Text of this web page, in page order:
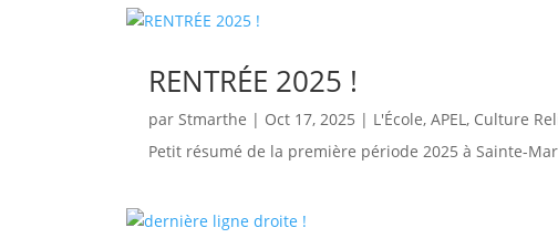
RENTRÉE 2025 !
par Stmarthe | Oct 17, 2025 | L'École,APEL , Culture
Petit résumé de la première période 2025 à Sainte-